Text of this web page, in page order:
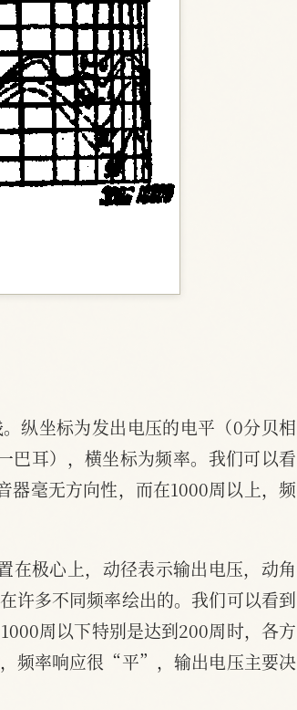
纵坐标为发出电压的电平（0分贝相
巴耳），横坐标为频率。我们可以看
器毫无方向性，而在1000周以上，频
在极心上，动径表示输出电压，动角
多不同频率绘出的。我们可以看到
周以下特别是达到200周时，各方
频率响应很“平”，输出电压主要决